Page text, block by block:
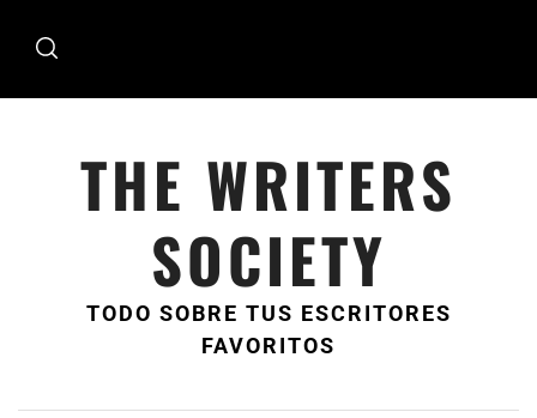
THE WRITERS
SOCIETY
TODO SOBRE TUS ESCRITORES
FAVORITOS